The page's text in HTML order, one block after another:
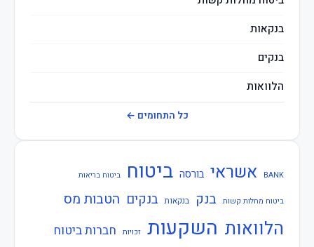
בנקאות
בנקים
הלוואות
חוזרי בנק ישראל
חוזרי המפקח על הביטוח
חוזרי המפקח על הבנקים
חוזרי הפיקוח על הבנקים
כל התחומים ←
BANK אשראי בורסה ביטוח ביטוח בריאות
ביטוח מחלות קשות בנק בנקאות בנקים הטבות מס
הלוואות השקעות זכויות חברות ביטוח